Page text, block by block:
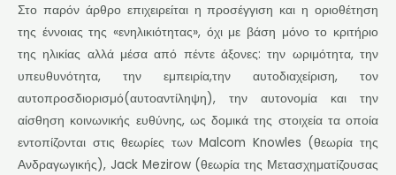
Στο παρόν άρθρο επιχειρείται η προσέγγιση και η οριοθέτηση
της έννοιας της «ενηλικιότητας», όχι με βάση μόνο το κριτήριο
της ηλικίας αλλά μέσα από πέντε άξονες: την ωριμότητα, την
υπευθυνότητα, την εμπειρία,την αυτοδιαχείριση, τον
αυτοπροσδιορισμό(αυτοαντίληψη), την αυτονομία και την
αίσθηση κοινωνικής ευθύνης, ως δομικά της στοιχεία τα οποία
εντοπίζονται στις θεωρίες των Malcom Knowles (θεωρία της
Ανδραγωγικής), Jack Mezirow (θεωρία της Μετασχηματίζουσας